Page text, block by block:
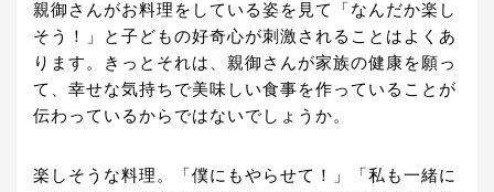
親御さんがお料理をしている姿を見て「なんだか楽し
そう！」と子どもの好奇心が刺激されることはよくあ
ります。きっとそれは、親御さんが家族の健康を願っ
て、幸せな気持ちで美味しい食事を作っていることが
伝わっているからではないでしょうか。
楽しそうな料理。「僕にもやらせて！」「私も一緒に